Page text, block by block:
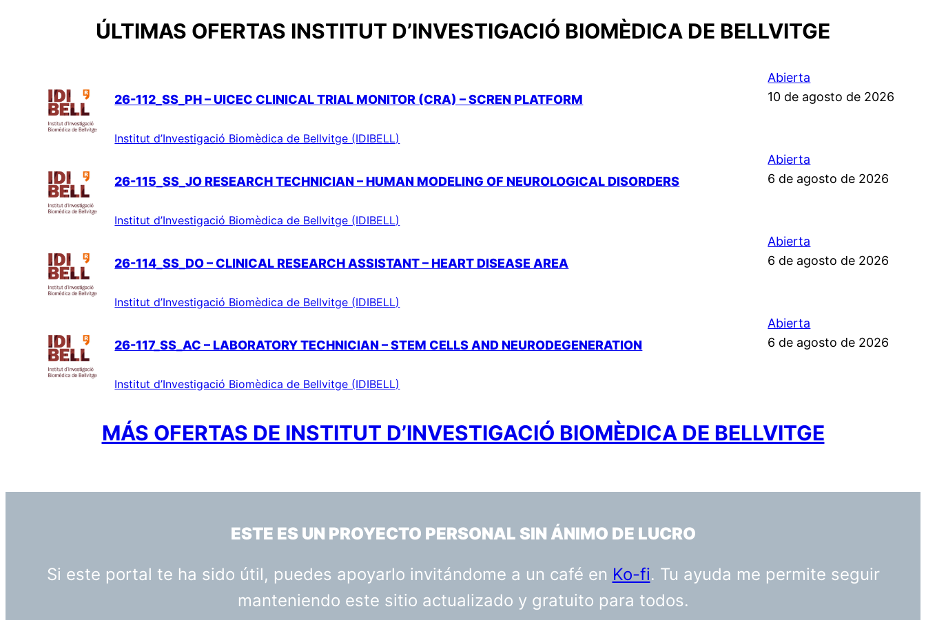
ÚLTIMAS OFERTAS INSTITUT D’INVESTIGACIÓ BIOMÈDICA DE BELLVITGE
26-112_SS_PH – UICEC CLINICAL TRIAL MONITOR (CRA) – SCREN PLATFORM
Institut d’Investigació Biomèdica de Bellvitge (IDIBELL)
Abierta
10 de agosto de 2026
26-115_SS_JO RESEARCH TECHNICIAN – HUMAN MODELING OF NEUROLOGICAL DISORDERS
Institut d’Investigació Biomèdica de Bellvitge (IDIBELL)
Abierta
6 de agosto de 2026
26-114_SS_DO – CLINICAL RESEARCH ASSISTANT – HEART DISEASE AREA
Institut d’Investigació Biomèdica de Bellvitge (IDIBELL)
Abierta
6 de agosto de 2026
26-117_SS_AC – LABORATORY TECHNICIAN – STEM CELLS AND NEURODEGENERATION
Institut d’Investigació Biomèdica de Bellvitge (IDIBELL)
Abierta
6 de agosto de 2026
MÁS OFERTAS DE INSTITUT D’INVESTIGACIÓ BIOMÈDICA DE BELLVITGE
ESTE ES UN PROYECTO PERSONAL SIN ÁNIMO DE LUCRO
Si este portal te ha sido útil, puedes apoyarlo invitándome a un café en Ko-fi. Tu ayuda me permite seguir
manteniendo este sitio actualizado y gratuito para todos.